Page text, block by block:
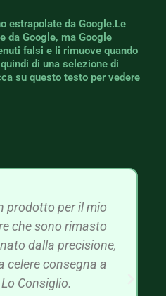
estrapolate da Google.Le
da Google, ma Google
falsi e li rimuove quando
di una selezione di
su questo testo per vedere
prodotto per il mio
che sono rimasto
dalla precisione,
celere consegna a
Consiglio.